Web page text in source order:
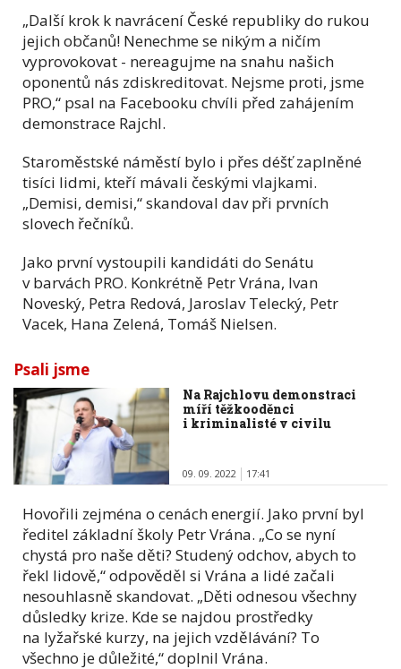
„Další krok k navrácení České republiky do rukou
jejich občanů! Nenechme se nikým a ničím
vyprovokovat - nereagujme na snahu našich
oponentů nás zdiskreditovat. Nejsme proti, jsme
PRO,“ psal na Facebooku chvíli před zahájením
demonstrace Rajchl.
Staroměstské náměstí bylo i přes déšť zaplněné
tisíci lidmi, kteří mávali českými vlajkami.
„Demisi, demisi,“ skandoval dav při prvních
slovech řečníků.
Jako první vystoupili kandidáti do Senátu
v barvách PRO. Konkrétně Petr Vrána, Ivan
Noveský, Petra Redová, Jaroslav Telecký, Petr
Vacek, Hana Zelená, Tomáš Nielsen.
Psali jsme
Na Rajchlovu demonstraci
míří těžkooděnci
i kriminalisté v civilu
09. 09. 2022 17:41
Hovořili zejména o cenách energií. Jako první byl
ředitel základní školy Petr Vrána. „Co se nyní
chystá pro naše děti? Studený odchov, abych to
řekl lidově,“ odpověděl si Vrána a lidé začali
nesouhlasně skandovat. „Děti odnesou všechny
důsledky krize. Kde se najdou prostředky
na lyžařské kurzy, na jejich vzdělávání? To
všechno je důležité,“ doplnil Vrána.